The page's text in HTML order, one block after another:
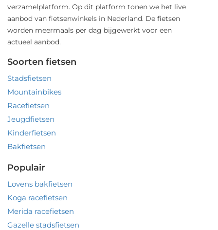
verzamelplatform. Op dit platform tonen we het live
aanbod van fietsenwinkels in Nederland. De fietsen
worden meermaals per dag bijgewerkt voor een
actueel aanbod.
Soorten fietsen
Stadsfietsen
Mountainbikes
Racefietsen
Jeugdfietsen
Kinderfietsen
Bakfietsen
Populair
Lovens bakfietsen
Koga racefietsen
Merida racefietsen
Gazelle stadsfietsen